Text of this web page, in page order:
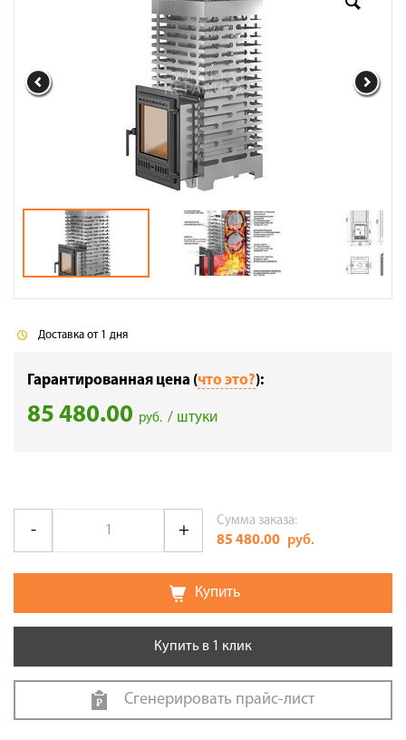
Галерея объектов
Доставка от 1 дня
Гарантированная цена (что это?):
85 480.00 руб. / штуки
Сумма заказа:
85 480.00 руб.
Купить
Купить в 1 клик
Сгенерировать прайс-лист